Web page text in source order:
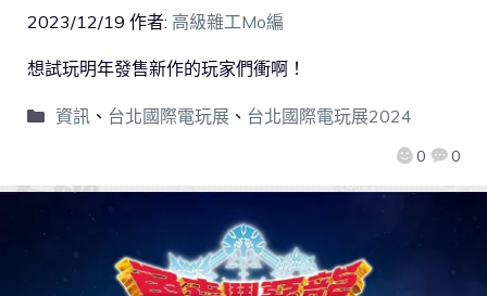
2023/12/19 作者: 高級雜工Mo編
0 0
想試玩明年發售新作的玩家們衝啊！
資訊、 台北國際電玩展、 台北國際電玩展2024